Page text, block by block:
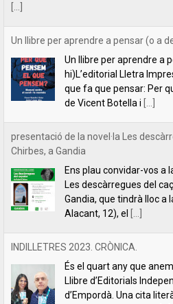
Un llibre per aprendre a pensar (o a
Un llibre per aprendre a
hi)L’editorial Lletra
que fa que pensar: Per
de Vicent Botella i[...]
presentació de la novel·la Les
Chirbes, a Gandia
Ens plau convidar-vos a
Gandia, que tindrà lloc a
Alacant, 12), el[...]
INDILLETRES 2023. CRÒNICA.
És el quart any que anem
d’Empordà. Una cita
per nosaltres, és com[...]